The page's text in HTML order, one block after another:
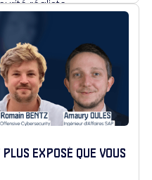
réaliste.
EXPOSÉ QUE VOUS